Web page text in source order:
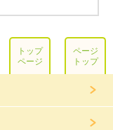
ページ
トップ
トップ
ページ